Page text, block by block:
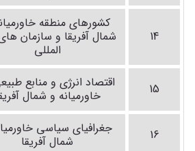
14
کشورهای منطقه
شمال آفریقا و سازمان
المللی
15
اقتصاد انرژی و منابع
خاورمیانه و شمال
16
جغرافیای سیاسی
شمال آفریقا